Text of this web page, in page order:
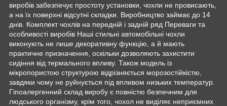
виробів забезпечує простоту установки, чохли не провисають,
а на їх поверхні відсутні складки. Виробництво займає до 14
днів. Комплект чохлів на передній і задній ряд Переваги та
особливості виробів Наші стильні автомобільні чохли
виконують не лише декоративну функцію, а й мають
практичне призначення, оскільки дозволяють захистити
сидіння від термального впливу. Також модель із
мікропористою структурою відрізняється морозостійкістю,
завдяки чому не руйнується під впливом низьких температур.
Гіпоалергенний склад виробу є повністю безпечним для
людського організму, крім того, чохол не виділяє неприємних